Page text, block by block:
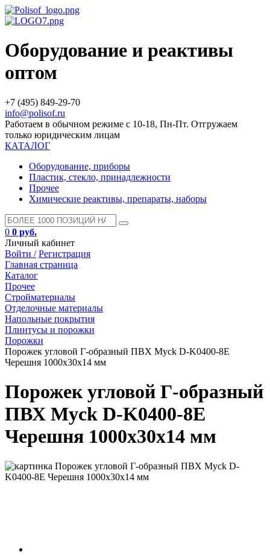
Оборудование и реактивы
оптом
+7 (495) 849-29-70
info@polisof.ru
Работаем в обычном режиме с 10-18, Пн-Пт. Отгружаем
только юридическим лицам
КАТАЛОГ
Оборудование, приборы
Пластик, стекло, принадлежности
Прочее
Химические реактивы, препараты, наборы
0 0 руб.
Личный кабинет
Войти / Регистрация
Главная страница
Каталог
Прочее
Стройматериалы
Отделочные материалы
Напольные покрытия
Плинтусы и порожки
Порожки
Порожек угловой Г-образный ПВХ Myck D-K0400-8Е
Черешня 1000х30х14 мм
Порожек угловой Г-образный
ПВХ Myck D-K0400-8Е
Черешня 1000х30х14 мм